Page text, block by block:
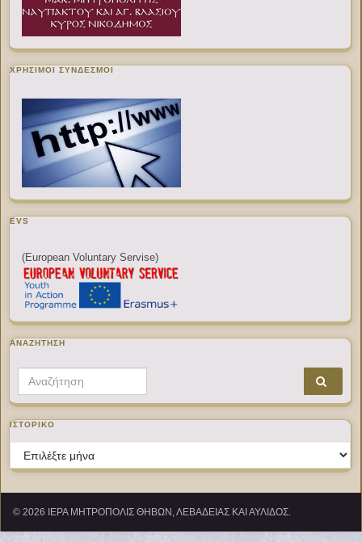
ΧΡΉΣΙΜΟΙ ΣΎΝΔΕΣΜΟΙ
EVS
(European Voluntary Servise)
ΑΝΑΖΉΤΗΣΗ
Search for:
ΙΣΤΟΡΙΚΌ
Ιστορικό
© 2026 ΙΕΡΑ ΜΗΤΡΟΠΟΛΙΣ ΘΗΒΩΝ, ΛΕΒΑΔΕΙΑΣ ΚΑΙ ΑΥΛΙΔΟΣ.